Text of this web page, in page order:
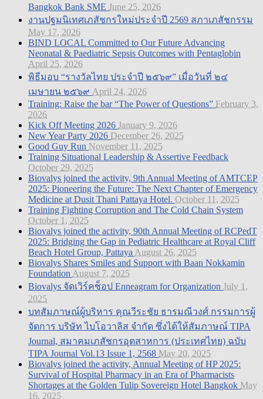
Bangkok Bank SME June 25, 2026
งานปฐมนิเทศเภสัชกรใหม่ประจำปี 2569 สภาเภสัชกรรม
May 17, 2026
BIND LOCAL Committed to Our Future Advancing
Neonatal & Paediatric Sepsis Outcomes with Pentaglobin
April 25, 2026
พิธีมอบ “รางวัลไทย ประจำปี ๒๕๖๙” เมื่อวันที่ ๒๔
เมษายน ๒๕๖๙ April 24, 2026
Training: Raise the bar “The Power of Questions” February 3,
2026
Kick Off Meeting 2026 January 9, 2026
New Year Party 2026 December 26, 2025
Good Guy Run November 11, 2025
Training Situational Leadership & Assertive Feedback
October 29, 2025
Biovalys joined the activity, 9th Annual Meeting of AMTCEP
2025: Pioneering the Future: The Next Chapter of Emergency
Medicine at Dusit Thani Pattaya Hotel. October 11, 2025
Training Fighting Corruption and The Cold Chain System
October 1, 2025
Biovalys joined the activity, 90th Annual Meeting of RCPedT
2025: Bridging the Gap in Pediatric Healthcare at Royal Cliff
Beach Hotel Group, Pattaya August 26, 2025
Biovalys Shares Smiles and Support with Baan Nokkamin
Foundation August 7, 2025
Biovalys จัดเวิร์คช็อป Enneagram for Organization July 1,
2025
บทสัมภาษณ์ผู้บริหาร คุณวีระชัย ธารมณีวงศ์ กรรมการผู้
จัดการ บริษัท ไบโอวาลิส จำกัด ซึ่งได้ให้สัมภาษณ์ TIPA
Journal, สมาคมเภสัชกรอุตสาหการ (ประเทศไทย) ฉบับ
TIPA Journal Vol.13 Issue 1, 2568 May 20, 2025
Biovalys joined the activity, Annual Meeting of HP 2025:
Survival of Hospital Pharmacy in an Era of Pharmacists
Shortages at the Golden Tulip Sovereign Hotel Bangkok May
16, 2025